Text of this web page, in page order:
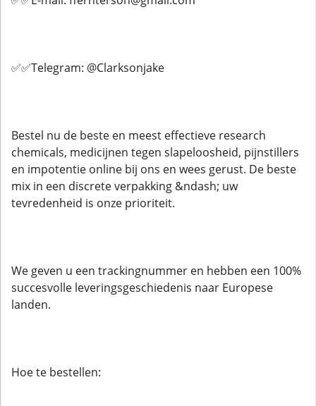
✅✅Telegram: @Clarksonjake
Bestel nu de beste en meest effectieve research
chemicals, medicijnen tegen slapeloosheid, pijnstillers
en impotentie online bij ons en wees gerust. De beste
mix in een discrete verpakking &ndash; uw
tevredenheid is onze prioriteit.
We geven u een trackingnummer en hebben een 100%
succesvolle leveringsgeschiedenis naar Europese
landen.
Hoe te bestellen: